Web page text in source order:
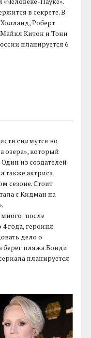
в секрете. В
Роберт
Китон и Тони
планируется 6
снимутся во
озера», который
из создателей
также актриса
сезоне. Стоит
с Кидман на
много: после
года, героиня
дело о
пляжа Бонди
планируется